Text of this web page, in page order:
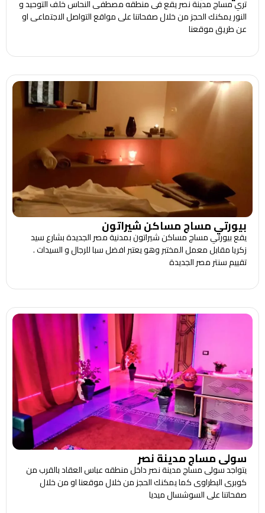
تري مساج مدينة نصر يقع فى منطقه مصطفى النحاس خلف التوحيد و
النور يمكنك الحجز من خلال صفحاتنا على مواقع التواصل الاجتماعى او
عن طريق موقعنا
بيورتي مساج مساكن شيراتون
يقع بيورتي مساج مساكن شيراتون بمدنية مصر الجديدة بشارع سيد
زكريا مقابل معمل المختبر وهو يعتبر افضل سبا للرجال و السيدات .
تقييم سنتر مصر الجديدة
سولى مساج مدينة نصر
يتواجد سولى مساج مدينة نصر داخل منطقه عباس العقاد بالقرب من
كوبرى البطراوى كما يمكنك الحجز من خلال موقعنا او من خلال
صفحاتنا على السوشسال ميديا